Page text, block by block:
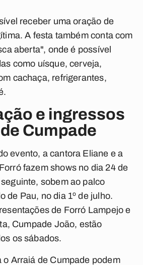
receber uma oração de
A festa também conta com
aberta", onde é possível
como uísque, cerveja,
cachaça, refrigerantes,
e ingressos
Cumpade
evento, a cantora Eliane e a
fazem shows no dia 24 de
sobem ao palco
de Pau, no dia 1º de julho.
de Forró Lampejo e
Cumpade João, estão
os sábados.
o Arraiá de Cumpade podem